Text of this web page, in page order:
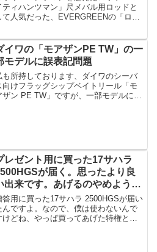
ティハンツマン」尺メバル用ロッドと
て人気だった、EVERGREENの「ロッ
ロッド「マイティハンツマン」が登場
す。出典：エバー...
イワの「モアザンPE TW」の一
モデルに誤表記問題
も所持しております、ダイワのシーバ
向けフラッグシップベイトリール「モ
ザン PE TW」ですが、一部モデルに
レゼント用に買った17サハラ
が届く。思ったより良
出来です。あげるのやめようか
・・・。
答用に買った17サハラ 2500HGSが届い
んですよ。なので、僕は使わないんで
けどね、やっぱ買ってあげた特権とし